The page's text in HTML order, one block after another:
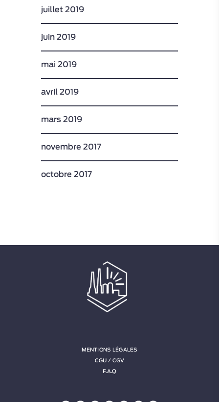
juillet 2019
juin 2019
mai 2019
avril 2019
mars 2019
novembre 2017
octobre 2017
MENTIONS LÉGALES
CGU / CGV
F.A.Q